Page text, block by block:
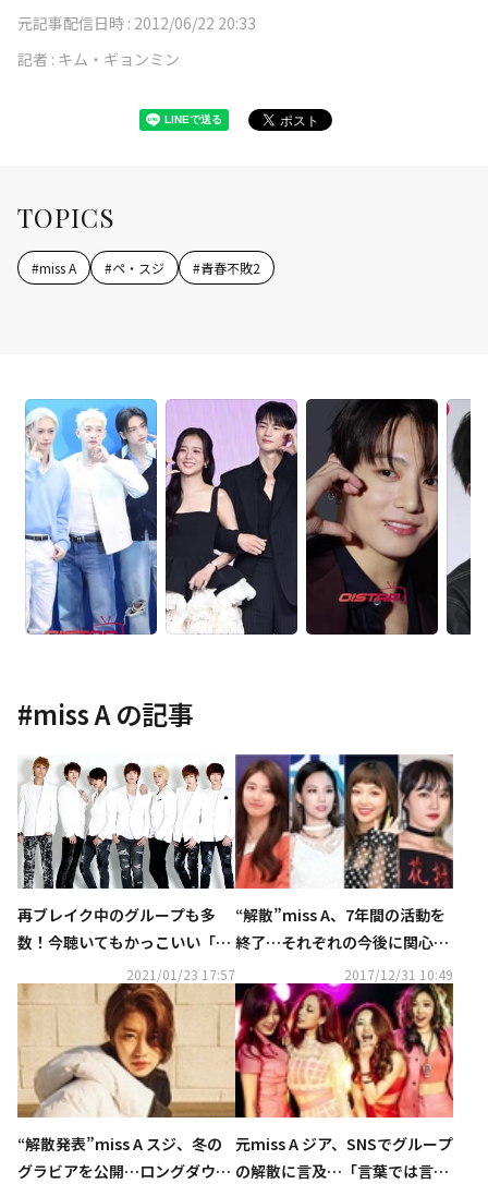
元記事配信日時 : 2012/06/22 20:33
記者 : キム・ギョンミン
TOPICS
#miss A #ペ・スジ #青春不敗2
#miss Aの記事
再ブレイク中のグループも多
数！今聴いてもかっこいい「第
2世代＆2.5世代アイドル」とは
2021/01/23 17:57
“解散”miss A、7年間の活動を
終了…それぞれの今後に関心集
2017/12/31 10:49
“解散発表”miss A スジ、冬の
グラビアを公開…ロングダウン
元miss A ジア、SNSでグループ
の解散に言及…「言葉では言い